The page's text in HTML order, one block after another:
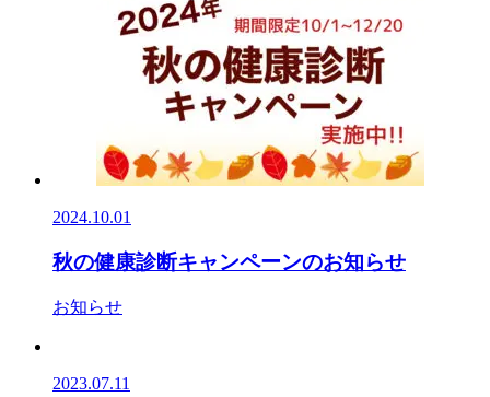
2024.10.01
秋の健康診断キャンペーンのお知らせ
お知らせ
2023.07.11